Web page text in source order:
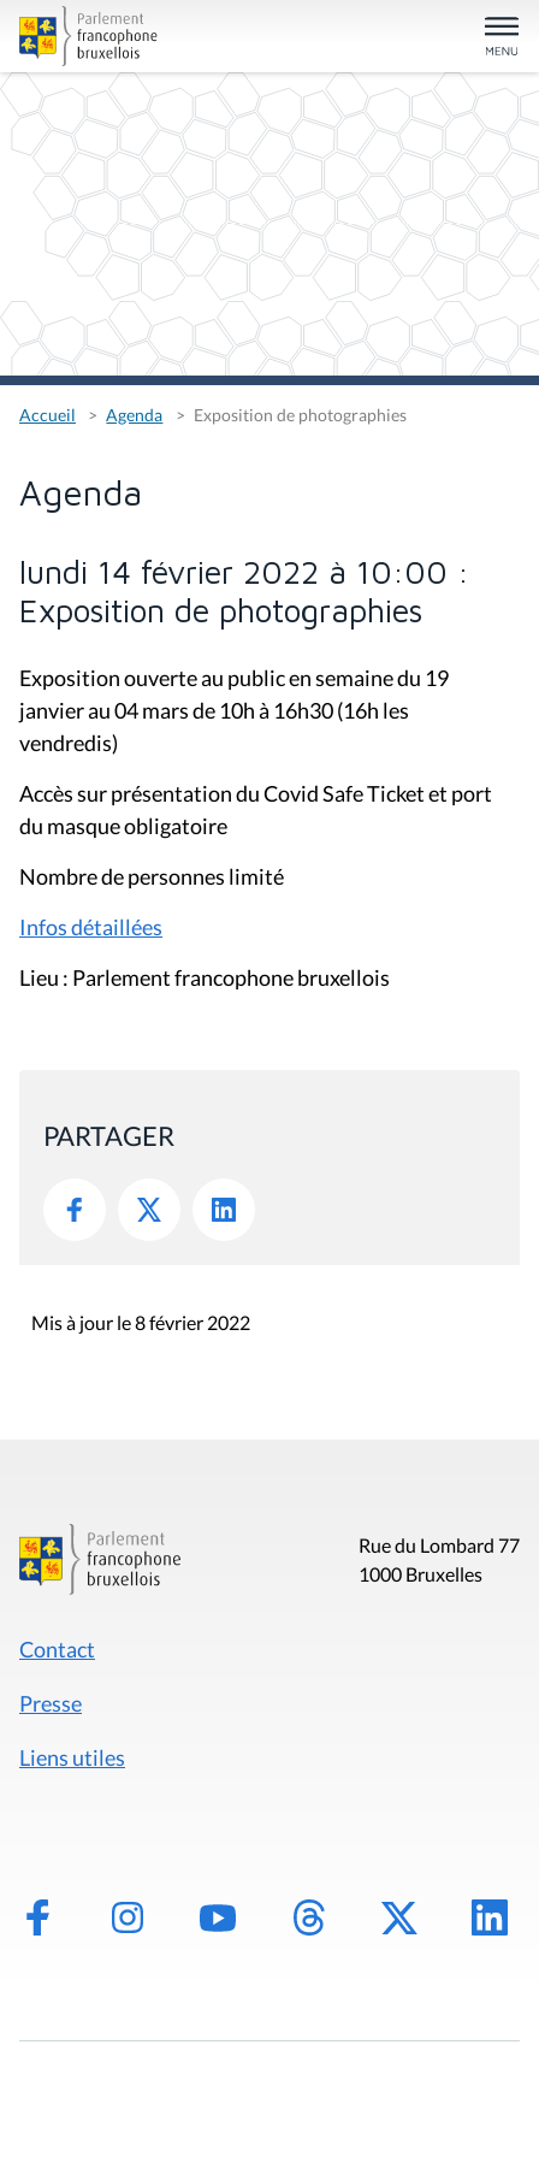
Accueil Agenda Exposition de photographies
Agenda
lundi 14 février 2022 à 10:00 :
Exposition de photographies
Exposition ouverte au public en semaine du 19
janvier au 04 mars de 10h à 16h30 (16h les
vendredis)
Accès sur présentation du Covid Safe Ticket et port
du masque obligatoire
Nombre de personnes limité
Infos détaillées
Lieu : Parlement francophone bruxellois
PARTAGER
Mis à jour le 8 février 2022
Rue du Lombard 77
1000 Bruxelles
Contact
Presse
Liens utiles